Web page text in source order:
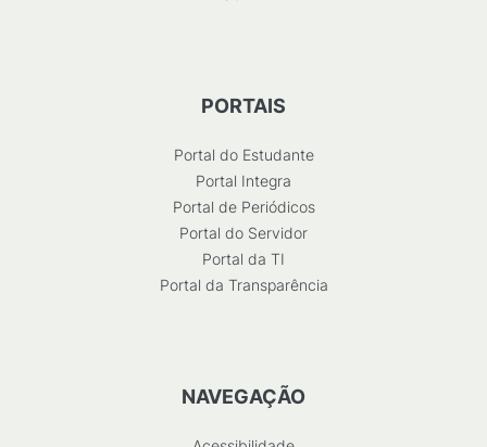
PORTAIS
Portal do Estudante
Portal Integra
Portal de Periódicos
Portal do Servidor
Portal da TI
Portal da Transparência
NAVEGAÇÃO